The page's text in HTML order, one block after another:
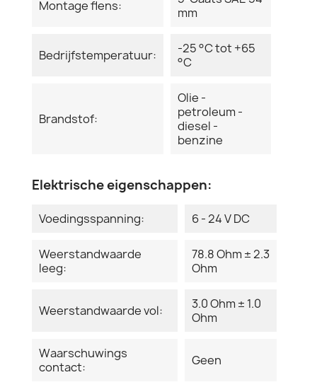
Montage flens:
mm
Bedrijfstemperatuur:
-25 °C tot +65
°C
Brandstof:
Olie -
petroleum -
diesel -
benzine
Elektrische eigenschappen:
Voedingsspanning: 6 - 24 V DC
Weerstandwaarde
leeg:
78.8 Ohm ± 2.3
Ohm
Weerstandwaarde vol:
3.0 Ohm ± 1.0
Ohm
Waarschuwings
contact:
Geen